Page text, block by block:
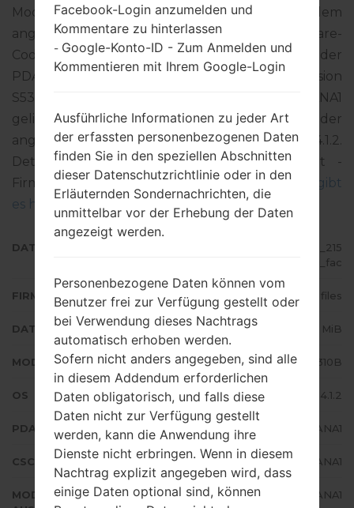
Modellnummer Ihres Smartphones dem
angegebenen GT-S5310B entspricht. Der Firmware-
Code ZTO ist für BRAZIL. Das Produkt wird mit der
PDA-Version S5310BVJANA1 und CSC-Version
S5310BZTOANA1, MODEM-Version S5310BVJANA1
geliefert. Die Betriebssystemversion der
angegebenen Firmware ist Android Jelly Bean 4.1.2.
Detalierte Anleitung, wie man die Standart -
Firmware auf Samsung-Geräten geflascht wird,
gibt
es hier
DATEINAME
GT-S5310B_1_20150924093339_215
q94dieg_fac
FIRMWARE TYP 4 files
DATEIGRÖSSE 551.34 MiB
MODELL Samsung GT-S5310B
OS Android Jelly Bean 4.1.2
PDA/AP AUSFÜHRUNG S5310BVJANA1
CSC AUSFÜHRUNG S5310BZTOANA1
MODEM/CP
S5310BVJANA1
Facebook-Login anzumelden und
Kommentare zu hinterlassen
- Google-Konto-ID - Zum Anmelden und
Kommentieren mit Ihrem Google-Login
Ausführliche Informationen zu jeder Art
der erfassten personenbezogenen Daten
finden Sie in den speziellen Abschnitten
dieser Datenschutzrichtlinie oder in den
Erläuternden Sondernachrichten, die
unmittelbar vor der Erhebung der Daten
angezeigt werden.
Personenbezogene Daten können vom
Benutzer frei zur Verfügung gestellt oder
bei Verwendung dieses Nachtrags
automatisch erhoben werden.
Sofern nicht anders angegeben, sind alle
in diesem Addendum erforderlichen
Daten obligatorisch, und falls diese
Daten nicht zur Verfügung gestellt
werden, kann die Anwendung ihre
Dienste nicht erbringen. Wenn in diesem
Nachtrag explizit angegeben wird, dass
einige Daten optional sind, können